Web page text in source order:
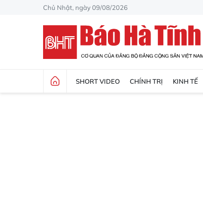
Chủ Nhật, ngày 09/08/2026
SHORT VIDEO CHÍNH TRỊ KINH TẾ